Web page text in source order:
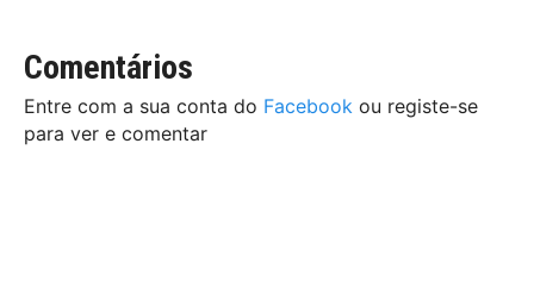
Comentários
Entre com a sua conta do Facebook ou registe-se
para ver e comentar